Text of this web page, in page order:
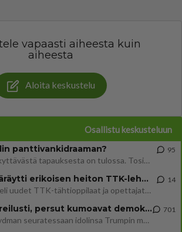
vapaasti aiheesta kuin
aiheesta
Aloita keskustelu
Osallistu keskusteluun
panttivankidraaman?
Uusi draamasarja järkyttävästä tapauksesta on tulossa. Tositapahtumiin perustuva sarja ammentaa vuoden 1986 Mikkelin pan
95
Ernest Lawson täräytti erikoisen heiton TTK-lehdistötilaisuudessa: " Onko tässä tarkoituksena...?"
Ernest Lawson esitteli uudet TTK-tähtioppilaat ja opettajat torstaina 6.8. lehdistölle. Tulevalla kaudella on yksi hausk
14
Jos SDP ei voita reilusti, persut kumoavat demokratian Suomesta
Näin tekisi ainakin Rydman seuratessaan idolinsa Trumpin mallia https://www.is.fi/politiikka/art-2000012187244.html
701